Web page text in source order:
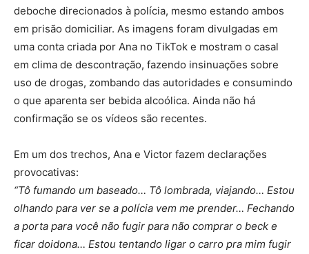
deboche direcionados à polícia, mesmo estando ambos
em prisão domiciliar. As imagens foram divulgadas em
uma conta criada por Ana no TikTok e mostram o casal
em clima de descontração, fazendo insinuações sobre
uso de drogas, zombando das autoridades e consumindo
o que aparenta ser bebida alcoólica. Ainda não há
confirmação se os vídeos são recentes.
Em um dos trechos, Ana e Victor fazem declarações
provocativas:
“Tô fumando um baseado… Tô lombrada, viajando… Estou
olhando para ver se a polícia vem me prender… Fechando
a porta para você não fugir para não comprar o beck e
ficar doidona… Estou tentando ligar o carro pra mim fugir